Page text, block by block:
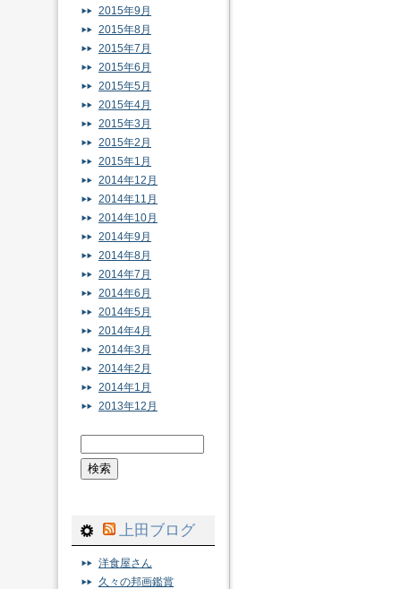
2015年9月
2015年8月
2015年7月
2015年6月
2015年5月
2015年4月
2015年3月
2015年2月
2015年1月
2014年12月
2014年11月
2014年10月
2014年9月
2014年8月
2014年7月
2014年6月
2014年5月
2014年4月
2014年3月
2014年2月
2014年1月
2013年12月
上田ブログ
洋食屋さん
久々の邦画鑑賞